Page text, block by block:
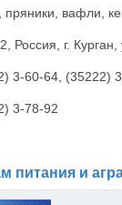
пряники, вафли,
Россия, г.
3-60-64, (35222)
3-78-92
питания и